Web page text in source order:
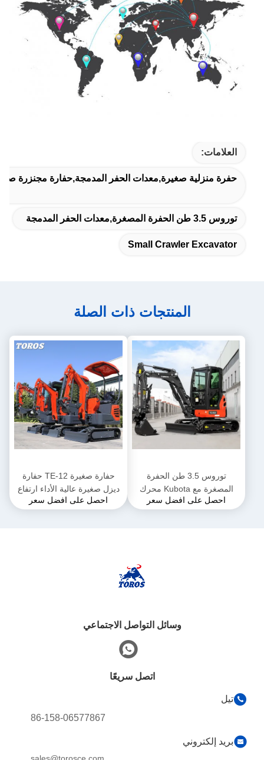
العلامات:
حفرة منزلية صغيرة,معدات الحفر المدمجة,حفارة مجنزرة
توروس 3.5 طن الحفرة المصغرة,معدات الحفر المدمجة
Small Crawler Excavator
المنتجات ذات الصلة
توروس 3.5 طن الحفرة
المصغرة مع Kubota محرك
الحفرة المجهرية متعددة
احصل على افضل سعر
حفارة صغيرة TE-12 حفارة
ديزل صغيرة عالية الأداء ارتفاع
2285 ملم للأعمال البلدية
احصل على افضل سعر
وسائل التواصل الاجتماعي
اتصل سريعًا
تيل
86-158-06577867
بريد إلكتروني
sales@torosce.com